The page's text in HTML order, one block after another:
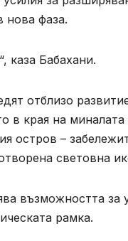
нова фаза.
каза Бабахани.
отблизо
в края на
остров –
световна
възможността
рамка.